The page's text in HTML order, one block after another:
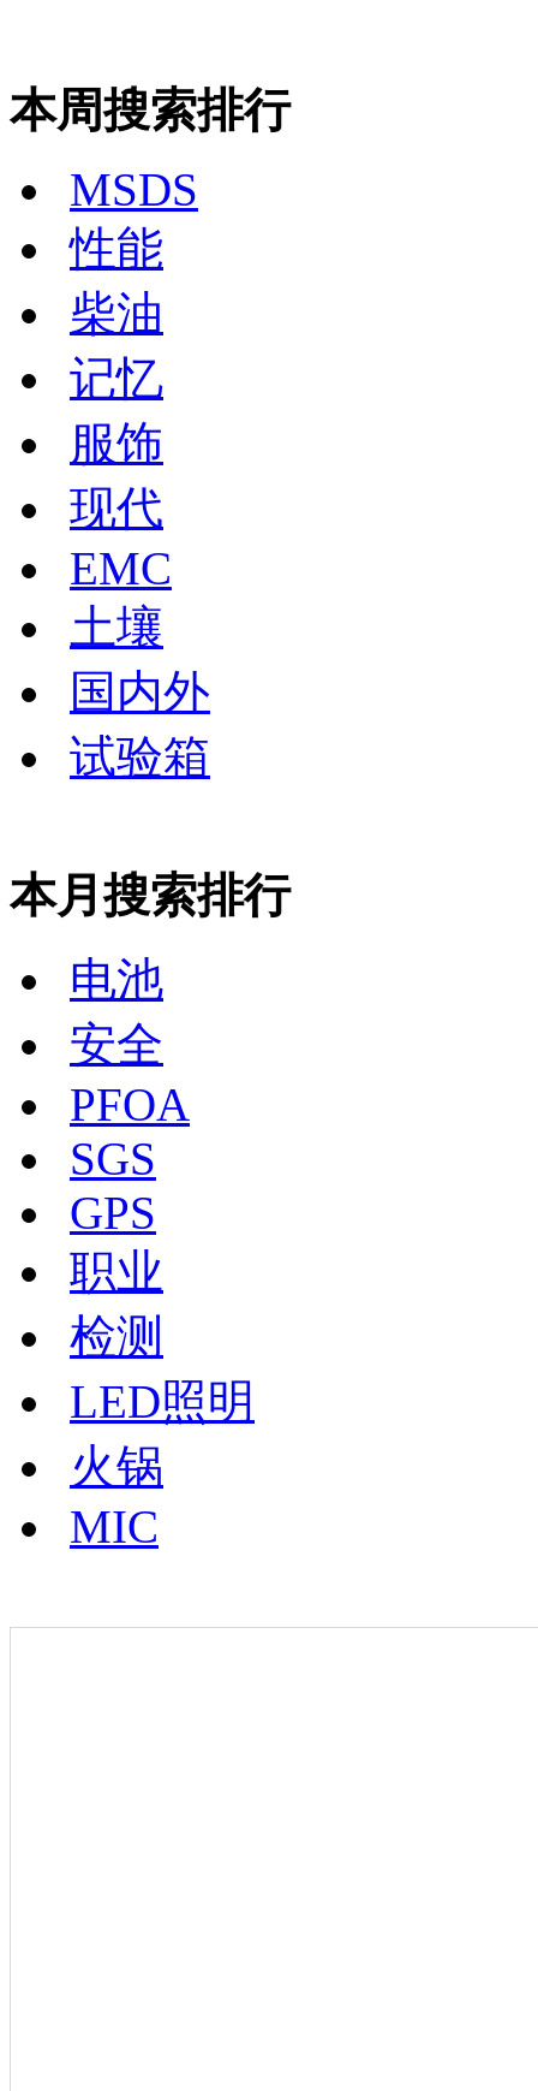
本周搜索排行
MSDS
性能
柴油
记忆
服饰
现代
EMC
土壤
国内外
试验箱
本月搜索排行
电池
安全
PFOA
SGS
GPS
职业
检测
LED照明
火锅
MIC